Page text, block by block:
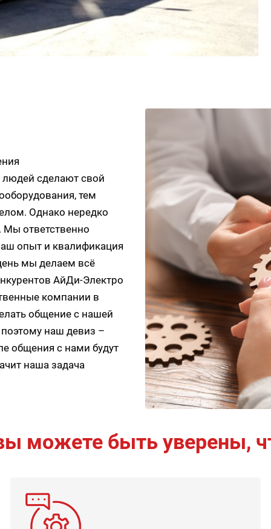
сделают свой
тем
Однако нередко
Мы ответственно
опыт и квалификация
мы делаем всё
АйДи-Электро
компании в
общение с нашей
наш девиз –
общения с нами будут
наша задача
можете быть уверены,